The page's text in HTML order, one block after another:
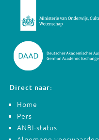
Direct naar:
Home
Pers
ANBI-status